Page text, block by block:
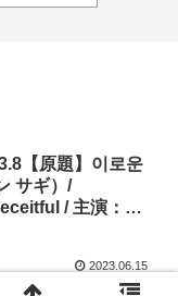
【原題】이로운
サギ）/
/ 主演：チ
2023.06.15